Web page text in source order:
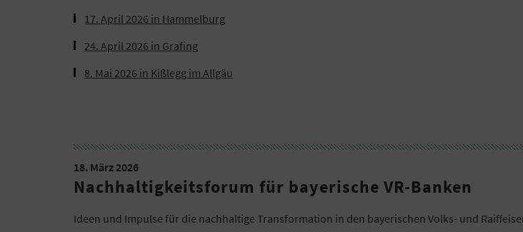
17. April 2026 in Hammelburg
24. April 2026 in Grafing
8. Mai 2026 in Kißlegg im Allgäu
18. März 2026
Nachhaltigkeitsforum für bayerische VR-Banken
Ideen und Impulse für die nachhaltige Transformation in den bayerischen Volks- und